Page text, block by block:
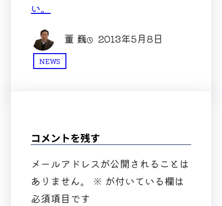
い。
董 巍 2013年5月8日
NEWS
コメントを残す
メールアドレスが公開されることは
ありません。
※ が付いている欄は
必須項目です